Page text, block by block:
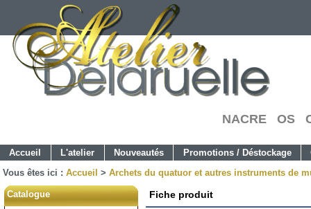
NACRE OS
Accueil L'atelier Nouveautés Promotions / Déstockage
Vous êtes ici : Accueil > Archets du quatuor et autres instruments de
Catalogue Fiche produit